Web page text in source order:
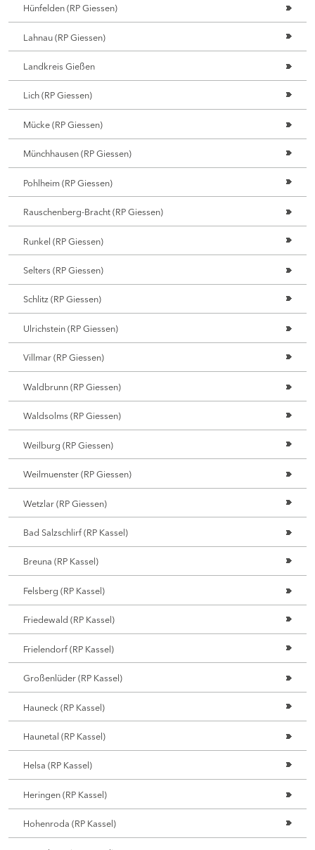
Hünfelden (RP Giessen)
Lahnau (RP Giessen)
Landkreis Gießen
Lich (RP Giessen)
Mücke (RP Giessen)
Münchhausen (RP Giessen)
Pohlheim (RP Giessen)
Rauschenberg-Bracht (RP Giessen)
Runkel (RP Giessen)
Selters (RP Giessen)
Schlitz (RP Giessen)
Ulrichstein (RP Giessen)
Villmar (RP Giessen)
Waldbrunn (RP Giessen)
Waldsolms (RP Giessen)
Weilburg (RP Giessen)
Weilmuenster (RP Giessen)
Wetzlar (RP Giessen)
Bad Salzschlirf (RP Kassel)
Breuna (RP Kassel)
Felsberg (RP Kassel)
Friedewald (RP Kassel)
Frielendorf (RP Kassel)
Großenlüder (RP Kassel)
Hauneck (RP Kassel)
Haunetal (RP Kassel)
Helsa (RP Kassel)
Heringen (RP Kassel)
Hohenroda (RP Kassel)